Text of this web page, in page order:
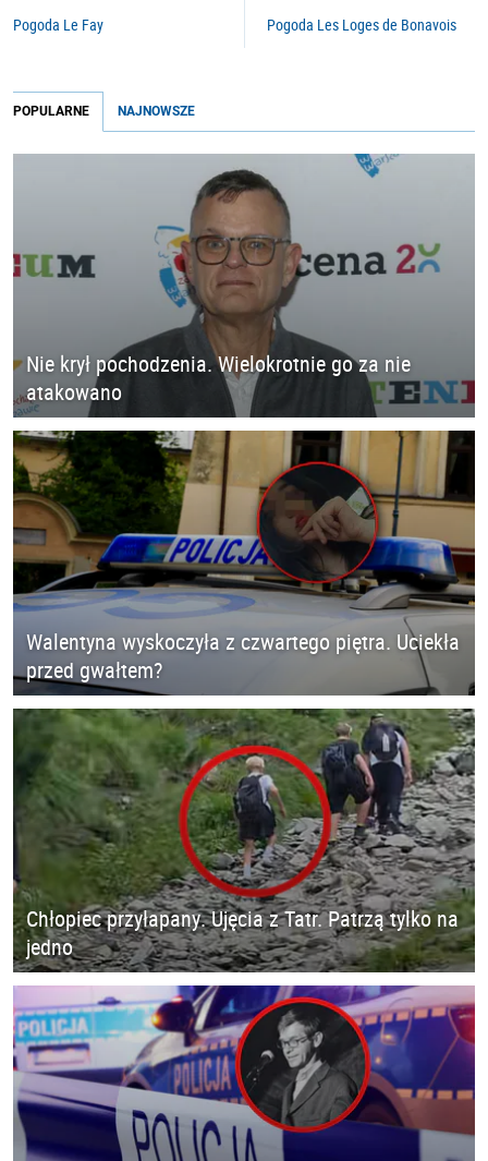
Pogoda Le Fay Pogoda Les Loges de Bonavois
POPULARNE NAJNOWSZE
Nie krył pochodzenia. Wielokrotnie go za nie
atakowano
Walentyna wyskoczyła z czwartego piętra. Uciekła
przed gwałtem?
Chłopiec przyłapany. Ujęcia z Tatr. Patrzą tylko na
jedno